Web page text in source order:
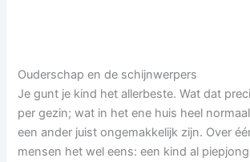
Ouderschap en de schijnwerpers
Je gunt je kind het allerbeste. Wat dat
per gezin; wat in het ene huis heel
een ander juist ongemakkelijk zijn. Over
mensen het wel eens: een kind al